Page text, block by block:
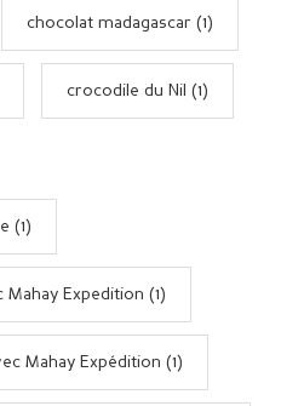
chocolat madagascar (1)
crocodile du Nil (1)
(1)
Expedition (1)
Mahay Expédition (1)